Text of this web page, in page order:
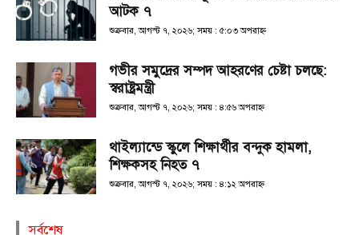
আটক ৭
শুক্রবার, আগস্ট ৭, ২০২৬; সময় : ৫:০৩ অপরাহ্ণ
গভীর সমুদ্রের সম্পদ আহরণের চেষ্টা চলছে:
স্বরাষ্ট্রমন্ত্রী
শুক্রবার, আগস্ট ৭, ২০২৬; সময় : ৪:৫৬ অপরাহ্ণ
থাইল্যান্ডে স্কুলে শিক্ষার্থীর বন্দুক হামলা,
শিক্ষকসহ নিহত ৭
শুক্রবার, আগস্ট ৭, ২০২৬; সময় : ৪:১২ অপরাহ্ণ
সর্বশেষ